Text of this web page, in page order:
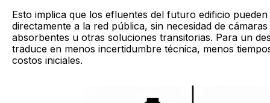
Esto implica que los efluentes del futuro edificio
directamente a la red pública, sin necesidad de
absorbentes u otras soluciones transitorias. Para un
traduce en menos incertidumbre técnica, menos
costos iniciales.